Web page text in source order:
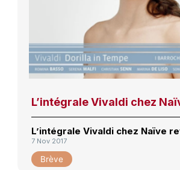
L’intégrale Vivaldi chez
L’intégrale Vivaldi chez Naïve
7 Nov 2017
Brève